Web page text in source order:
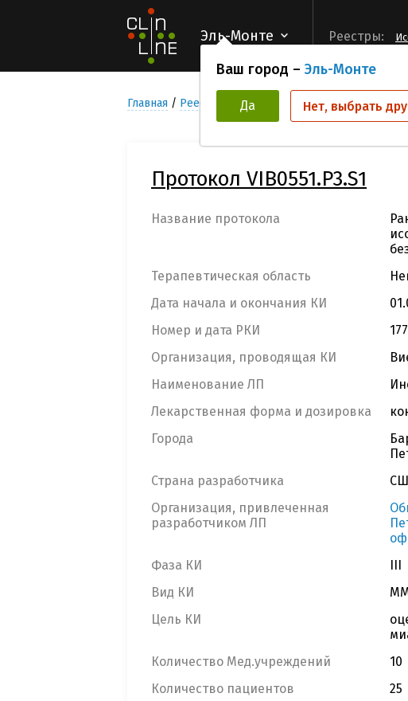
Эль-Монте
Ваш город – Эль-Монте
Да Нет, выбрать
Реестры:
Главная Реестр Клинических исследований
Протокол VIB0551.P3.S1
Название протокола
Терапевтическая область
Дата начала и окончания КИ
Номер и дата РКИ
Организация, проводящая КИ
Наименование ЛП
Лекарственная форма и дозировка
Города
Страна разработчика
Организация, привлеченная
разработчиком ЛП
Фаза КИ
III
Вид КИ
Цель КИ
Количество Мед.учреждений
10
Количество пациентов
25